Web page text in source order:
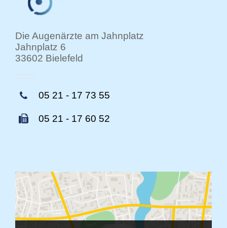
Die Augenärzte am Jahnplatz
Jahnplatz 6
33602 Bielefeld
05 21 - 17 73 55
05 21 - 17 60 52